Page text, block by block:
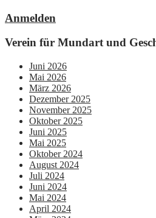
Anmelden
Verein für Mundart und
Juni 2026
Mai 2026
März 2026
Dezember 2025
November 2025
Oktober 2025
Juni 2025
Mai 2025
Oktober 2024
August 2024
Juli 2024
Juni 2024
Mai 2024
April 2024